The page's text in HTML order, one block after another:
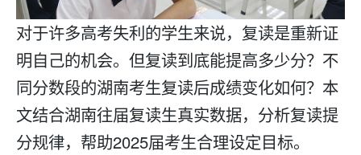
对于许多高考失利的学生来说， 复读是重新证
明自己的机会。但复读到底能提高多少分？不
同分数段的湖南考生复读后成绩变化如何？本
文结合湖南往届复读生真实数据，分析复读提
分规律，帮助2025届考生合理设定目标。